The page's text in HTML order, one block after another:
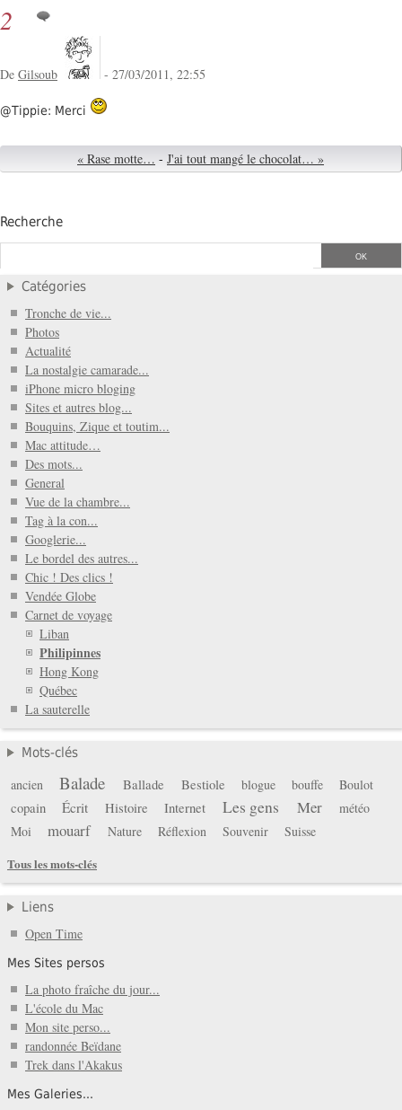
2
De Gilsoub - 27/03/2011, 22:55
@Tippie: Merci
« Rase motte… - J'ai tout mangé le chocolat… »
Recherche
Catégories
Tronche de vie...
Photos
Actualité
La nostalgie camarade...
iPhone micro bloging
Sites et autres blog...
Bouquins, Zique et toutim...
Mac attitude…
Des mots...
General
Vue de la chambre...
Tag à la con...
Googlerie...
Le bordel des autres...
Chic ! Des clics !
Vendée Globe
Carnet de voyage
Liban
Philipinnes
Hong Kong
Québec
La sauterelle
Mots-clés
ancien Balade Ballade Bestiole blogue bouffe Boulot
copain Écrit Histoire Internet Les gens Mer
météo
Moi
mouarf Nature Réflexion Souvenir
Suisse
Tous les mots-clés
Liens
Open Time
Mes Sites persos
La photo fraîche du jour...
L'école du Mac
Mon site perso...
randonnée Beïdane
Trek dans l'Akakus
Mes Galeries...